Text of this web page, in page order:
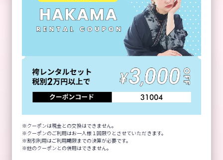
クーポンは現金との交換はできません。
クーポンのご利用はお一人様１回限りとさせていただきます。
割引利用はご利用期限までの決算が必要です。
他のクーポンとの併用はできません。